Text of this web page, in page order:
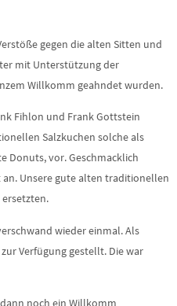
gegen die alten Sitten und
mit Unterstützung der
Willkomm geahndet wurden.
Fihlon und Frank Gottstein
Salzkuchen solche als
Donuts, vor. Geschmacklich
Unsere gute alten traditionellen
wieder einmal. Als
Verfügung gestellt. Die war
noch ein Willkomm